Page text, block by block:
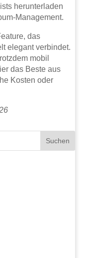
herunterladen
Management.
das
elegant verbindet.
mobil
das Beste aus
Kosten oder